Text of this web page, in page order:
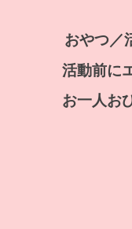
おやつ／
活動前に
お一人お